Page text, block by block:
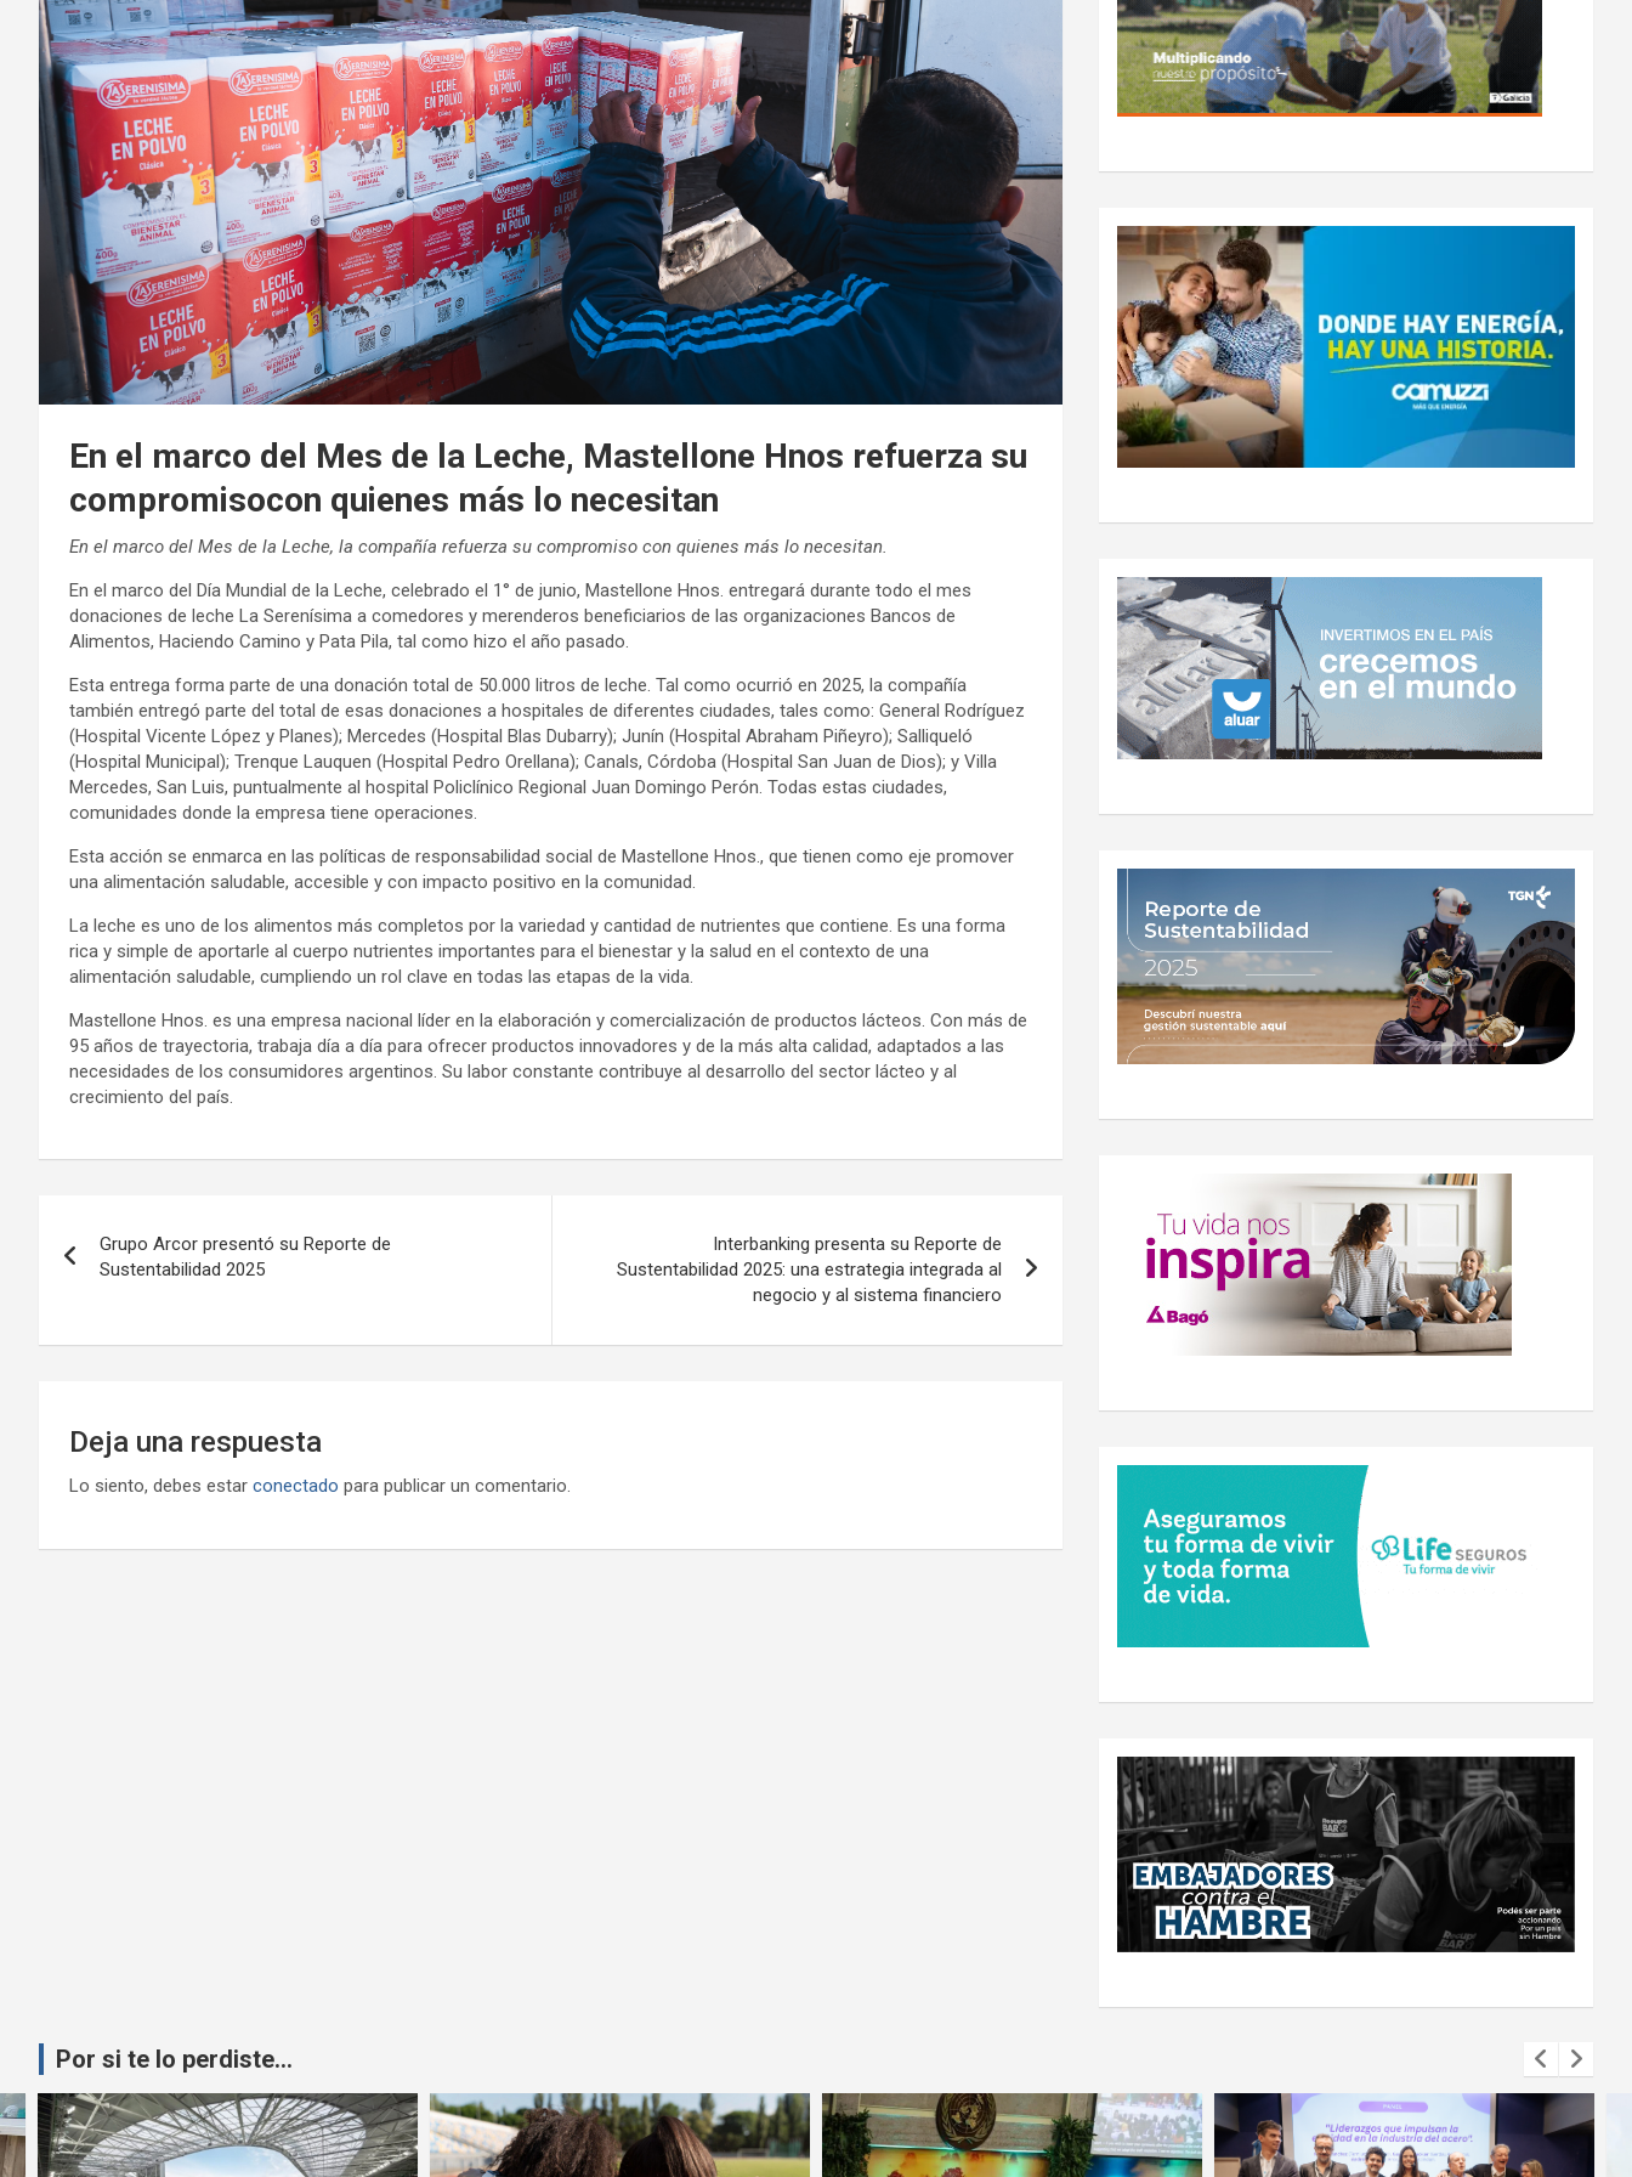
En el marco del Mes de la Leche, Mastellone Hnos refuerza su
compromisocon quienes más lo necesitan
En el marco del Mes de la Leche, la compañía refuerza su compromiso con quienes más lo necesitan.
En el marco del Día Mundial de la Leche, celebrado el 1° de junio, Mastellone Hnos. entregará durante todo el mes
donaciones de leche La Serenísima a comedores y merenderos beneficiarios de las organizaciones Bancos de
Alimentos, Haciendo Camino y Pata Pila, tal como hizo el año pasado.
Esta entrega forma parte de una donación total de 50.000 litros de leche. Tal como ocurrió en 2025, la compañía
también entregó parte del total de esas donaciones a hospitales de diferentes ciudades, tales como: General Rodríguez
(Hospital Vicente López y Planes); Mercedes (Hospital Blas Dubarry); Junín (Hospital Abraham Piñeyro); Salliqueló
(Hospital Municipal); Trenque Lauquen (Hospital Pedro Orellana); Canals, Córdoba (Hospital San Juan de Dios); y Villa
Mercedes, San Luis, puntualmente al hospital Policlínico Regional Juan Domingo Perón. Todas estas ciudades,
comunidades donde la empresa tiene operaciones.
Esta acción se enmarca en las políticas de responsabilidad social de Mastellone Hnos., que tienen como eje promover
una alimentación saludable, accesible y con impacto positivo en la comunidad.
La leche es uno de los alimentos más completos por la variedad y cantidad de nutrientes que contiene. Es una forma
rica y simple de aportarle al cuerpo nutrientes importantes para el bienestar y la salud en el contexto de una
alimentación saludable, cumpliendo un rol clave en todas las etapas de la vida.
Mastellone Hnos. es una empresa nacional líder en la elaboración y comercialización de productos lácteos. Con más de
95 años de trayectoria, trabaja día a día para ofrecer productos innovadores y de la más alta calidad, adaptados a las
necesidades de los consumidores argentinos. Su labor constante contribuye al desarrollo del sector lácteo y al
crecimiento del país.
de
Grupo Arcor presentó su Reporte de
Sustentabilidad 2025
Interbanking presenta su Reporte de
Sustentabilidad 2025: una estrategia integrada al
negocio y al sistema financiero
Deja una respuesta
Lo siento, debes estar conectado para publicar un comentario.
Por si te lo perdiste...